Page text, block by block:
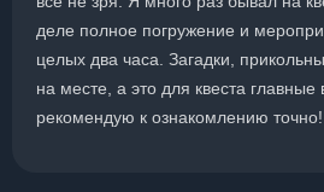
деле полное погружение и
целых два часа. Загадки,
на месте, а это для квеста
рекомендую к ознакомлению точно!